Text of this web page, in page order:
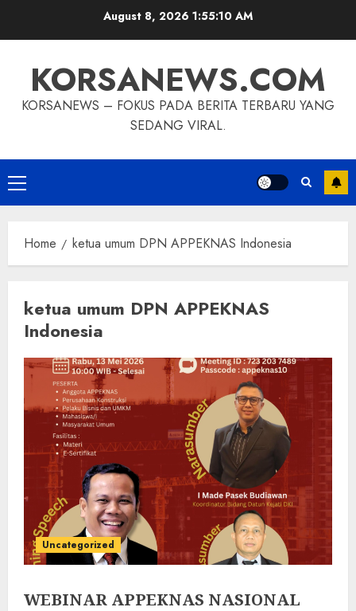
August 8, 2026 1:55:10 AM
KORSANEWS.COM
KORSANEWS – FOKUS PADA BERITA TERBARU YANG
SEDANG VIRAL.
Primary
Menu
Home ketua umum DPN APPEKNAS Indonesia
ketua umum DPN APPEKNAS
Indonesia
Uncategorized
WEBINAR APPEKNAS NASIONAL